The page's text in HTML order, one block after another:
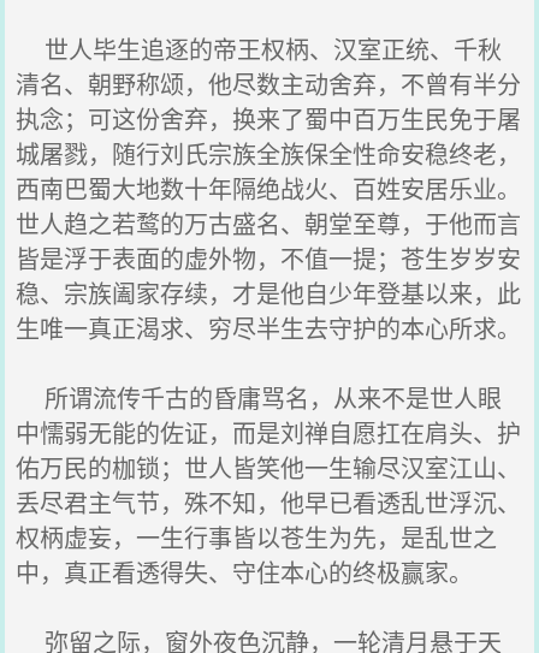
世人毕生追逐的帝王权柄、汉室正统、千秋
清名、朝野称颂，他尽数主动舍弃，不曾有半分
执念；可这份舍弃，换来了蜀中百万生民免于屠
城屠戮，随行刘氏宗族全族保全性命安稳终老，
西南巴蜀大地数十年隔绝战火、百姓安居乐业。
世人趋之若鹜的万古盛名、朝堂至尊，于他而言
皆是浮于表面的虚外物，不值一提；苍生岁岁安
稳、宗族阖家存续，才是他自少年登基以来，此
生唯一真正渴求、穷尽半生去守护的本心所求。
所谓流传千古的昏庸骂名，从来不是世人眼
中懦弱无能的佐证，而是刘禅自愿扛在肩头、护
佑万民的枷锁；世人皆笑他一生输尽汉室江山、
丢尽君主气节，殊不知，他早已看透乱世浮沉、
权柄虚妄，一生行事皆以苍生为先，是乱世之
中，真正看透得失、守住本心的终极赢家。
弥留之际，窗外夜色沉静，一轮清月悬于天